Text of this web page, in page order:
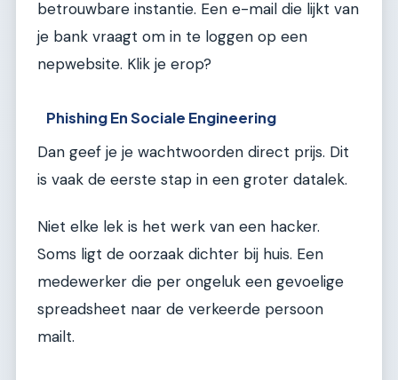
betrouwbare instantie. Een e-mail die lijkt van
je bank vraagt om in te loggen op een
nepwebsite. Klik je erop?
Phishing En Sociale Engineering
Dan geef je je wachtwoorden direct prijs. Dit
is vaak de eerste stap in een groter datalek.
Niet elke lek is het werk van een hacker.
Soms ligt de oorzaak dichter bij huis. Een
medewerker die per ongeluk een gevoelige
spreadsheet naar de verkeerde persoon
mailt.